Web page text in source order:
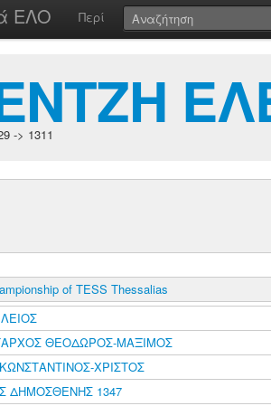
ΕΛΟ Περί
-> 1311
of TESS Thessalias
ΘΕΟΔΩΡΟΣ-ΜΑΞΙΜΟΣ
ΧΡΙΣΤΟΣ
ΔΗΜΟΣΘΕΝΗΣ 1347